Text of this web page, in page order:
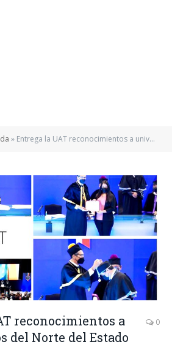
» Entrega la UAT reconocimientos a universitarios del Norte del Estado
reconocimientos a
del Norte del Estado
0